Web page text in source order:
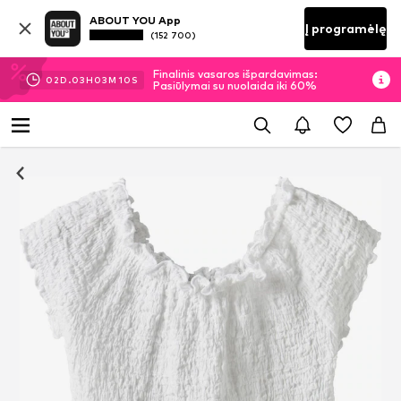
ABOUT YOU App
(152 700) Į programėlę
02D.03H 03M 10 S
Finalinis vasaros išpardavimas:
Pasiūlymai su nuolaida iki 60%